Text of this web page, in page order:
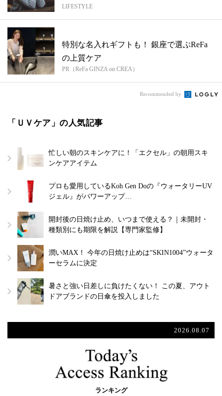
LIFESTYLE
特別な名入れギフトも！ 銀座で選ぶReFa
の上質ケア
PR（ReFa GINZA on CREA）
Recommended by
「ＵＶケア」の人気記事
忙しい朝のスキンケアに！「エクセル」の朝用スキ
ンケアアイテム
プロも愛用しているKoh Gen Doの『ウォータリーUV
ジェル』がパワーアップ…
開封後の日焼け止め、いつまで使える？｜未開封・
種類別にも期限を解説【専門家監修】
潤いMAX！ 今年の日焼け止めは“SKIN1004”ウォータ
ーセラムに決定
暑さと強い日差しに負けたくない！ この夏、アウト
ドアブランドの日傘を投入しました
2026.08.07
ランキング